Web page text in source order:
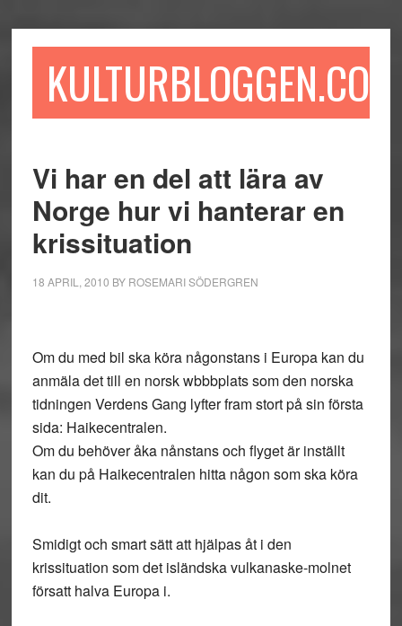
till
till
sidofältet
till
KULTURBLOGGEN.COM
Vi har en del att lära av
Norge hur vi hanterar en
krissituation
18 APRIL, 2010 BY ROSEMARI SÖDERGREN
Om du med bil ska köra någonstans i Europa kan du
anmäla det till en norsk wbbbplats som den norska
tidningen Verdens Gang lyfter fram stort på sin första
sida: Haikecentralen.
Om du behöver åka nånstans och flyget är inställt
kan du på Haikecentralen hitta någon som ska köra
dit.
Smidigt och smart sätt att hjälpas åt i den
krissituation som det isländska vulkanaske-molnet
försatt halva Europa i.